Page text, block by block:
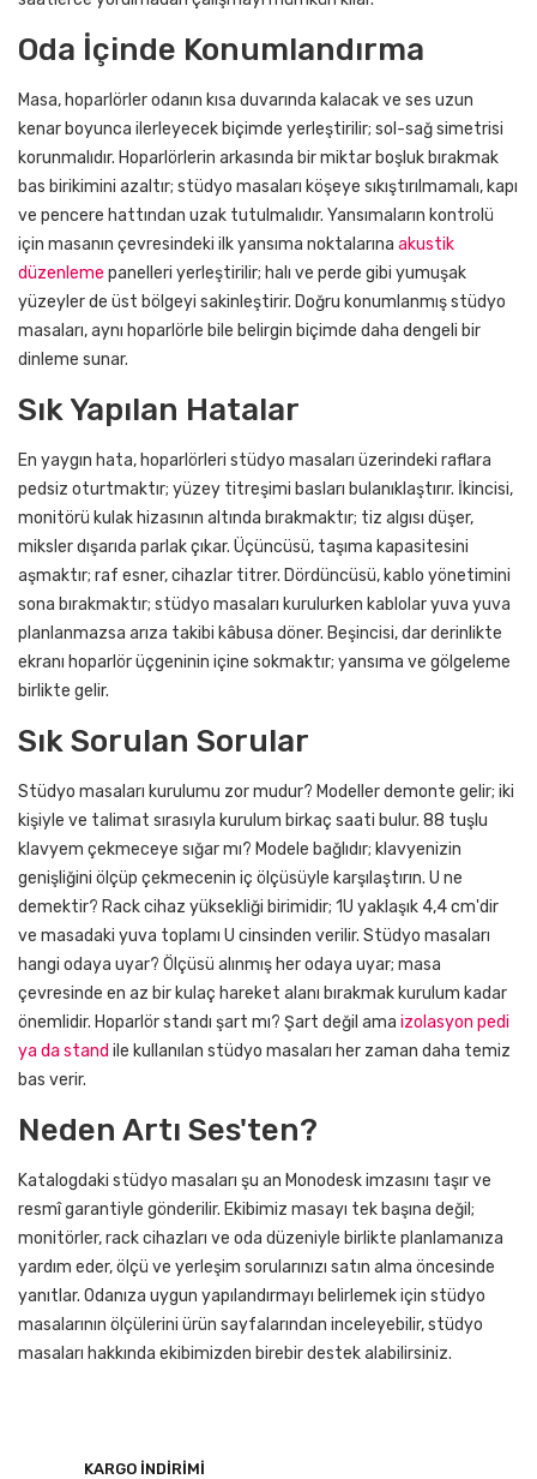
Oda İçinde Konumlandırma
Masa, hoparlörler odanın kısa duvarında kalacak ve ses uzun
kenar boyunca ilerleyecek biçimde yerleştirilir; sol-sağ simetrisi
korunmalıdır. Hoparlörlerin arkasında bir miktar boşluk bırakmak
bas birikimini azaltır; stüdyo masaları köşeye sıkıştırılmamalı, kapı
ve pencere hattından uzak tutulmalıdır. Yansımaların kontrolü
için masanın çevresindeki ilk yansıma noktalarına akustik
düzenleme panelleri yerleştirilir; halı ve perde gibi yumuşak
yüzeyler de üst bölgeyi sakinleştirir. Doğru konumlanmış stüdyo
masaları, aynı hoparlörle bile belirgin biçimde daha dengeli bir
dinleme sunar.
Sık Yapılan Hatalar
En yaygın hata, hoparlörleri stüdyo masaları üzerindeki raflara
pedsiz oturtmaktır; yüzey titreşimi basları bulanıklaştırır. İkincisi,
monitörü kulak hizasının altında bırakmaktır; tiz algısı düşer,
miksler dışarıda parlak çıkar. Üçüncüsü, taşıma kapasitesini
aşmaktır; raf esner, cihazlar titrer. Dördüncüsü, kablo yönetimini
sona bırakmaktır; stüdyo masaları kurulurken kablolar yuva yuva
planlanmazsa arıza takibi kâbusa döner. Beşincisi, dar derinlikte
ekranı hoparlör üçgeninin içine sokmaktır; yansıma ve gölgeleme
birlikte gelir.
Sık Sorulan Sorular
Stüdyo masaları kurulumu zor mudur? Modeller demonte gelir; iki
kişiyle ve talimat sırasıyla kurulum birkaç saati bulur. 88 tuşlu
klavyem çekmeceye sığar mı? Modele bağlıdır; klavyenizin
genişliğini ölçüp çekmecenin iç ölçüsüyle karşılaştırın. U ne
demektir? Rack cihaz yüksekliği birimidir; 1U yaklaşık 4,4 cm'dir
ve masadaki yuva toplamı U cinsinden verilir. Stüdyo masaları
hangi odaya uyar? Ölçüsü alınmış her odaya uyar; masa
çevresinde en az bir kulaç hareket alanı bırakmak kurulum kadar
önemlidir. Hoparlör standı şart mı? Şart değil ama izolasyon pedi
ya da stand ile kullanılan stüdyo masaları her zaman daha temiz
bas verir.
Neden Artı Ses'ten?
Katalogdaki stüdyo masaları şu an Monodesk imzasını taşır ve
resmî garantiyle gönderilir. Ekibimiz masayı tek başına değil;
monitörler, rack cihazları ve oda düzeniyle birlikte planlamanıza
yardım eder, ölçü ve yerleşim sorularınızı satın alma öncesinde
yanıtlar. Odanıza uygun yapılandırmayı belirlemek için stüdyo
masalarının ölçülerini ürün sayfalarından inceleyebilir, stüdyo
masaları hakkında ekibimizden birebir destek alabilirsiniz.
KARGO İNDİRİMİ